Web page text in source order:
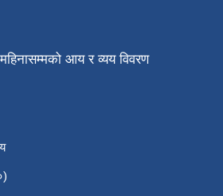
आय र व्यय विवरण